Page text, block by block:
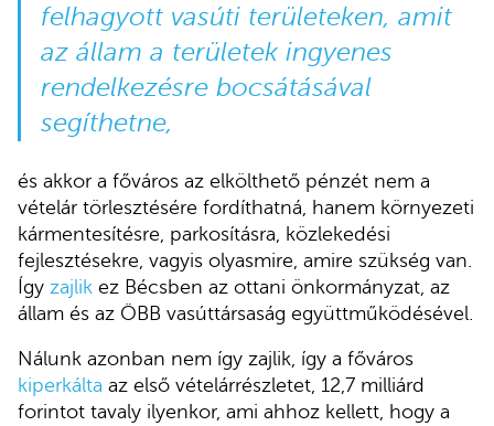
felhagyott vasúti területeken, amit
az állam a területek ingyenes
rendelkezésre bocsátásával
segíthetne,
és akkor a főváros az elkölthető pénzét nem a
vételár törlesztésére fordíthatná, hanem környezeti
kármentesítésre, parkosításra, közlekedési
fejlesztésekre, vagyis olyasmire, amire szükség van.
Így zajlik ez Bécsben az ottani önkormányzat, az
állam és az ÖBB vasúttársaság együttműködésével.
Nálunk azonban nem így zajlik, így a főváros
kiperkálta az első vételárrészletet, 12,7 milliárd
forintot tavaly ilyenkor, ami ahhoz kellett, hogy a